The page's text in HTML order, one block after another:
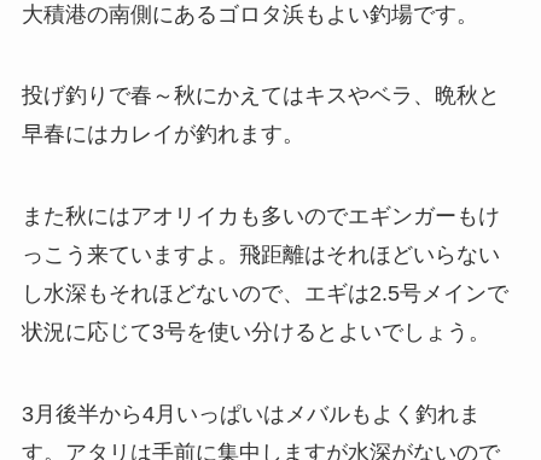
大積港の南側にあるゴロタ浜もよい釣場です。
投げ釣りで春～秋にかえてはキスやベラ、晩秋と
早春にはカレイが釣れます。
また秋にはアオリイカも多いのでエギンガーもけ
っこう来ていますよ。飛距離はそれほどいらない
し水深もそれほどないので、エギは2.5号メインで
状況に応じて3号を使い分けるとよいでしょう。
3月後半から4月いっぱいはメバルもよく釣れま
す。アタリは手前に集中しますが水深がないので